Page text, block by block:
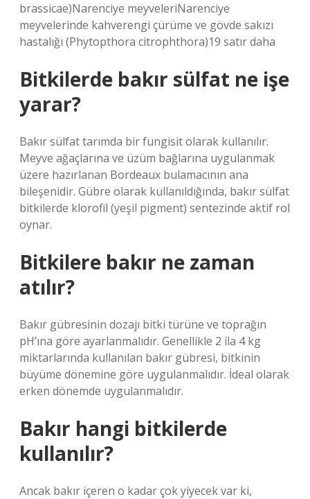
brassicae)Narenciye meyveleriNarenciye
meyvelerinde kahverengi çürüme ve gövde sakızı
hastalığı (Phytopthora citrophthora)19 satır daha
Bitkilerde bakır sülfat ne işe
yarar?
Bakır sülfat tarımda bir fungisit olarak kullanılır.
Meyve ağaçlarına ve üzüm bağlarına uygulanmak
üzere hazırlanan Bordeaux bulamacının ana
bileşenidir. Gübre olarak kullanıldığında, bakır sülfat
bitkilerde klorofil (yeşil pigment) sentezinde aktif rol
oynar.
Bitkilere bakır ne zaman
atılır?
Bakır gübresinin dozajı bitki türüne ve toprağın
pH’ına göre ayarlanmalıdır. Genellikle 2 ila 4 kg
miktarlarında kullanılan bakır gübresi, bitkinin
büyüme dönemine göre uygulanmalıdır. İdeal olarak
erken dönemde uygulanmalıdır.
Bakır hangi bitkilerde
kullanılır?
Ancak bakır içeren o kadar çok yiyecek var ki,